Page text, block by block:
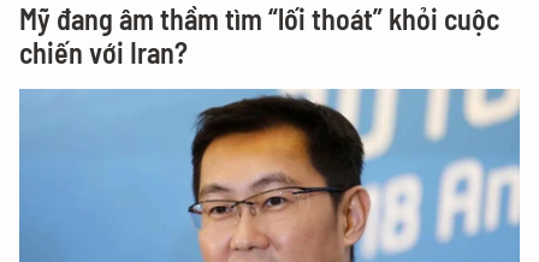
Mỹ đang âm thầm tìm “lối thoát” khỏi cuộc
chiến với Iran?